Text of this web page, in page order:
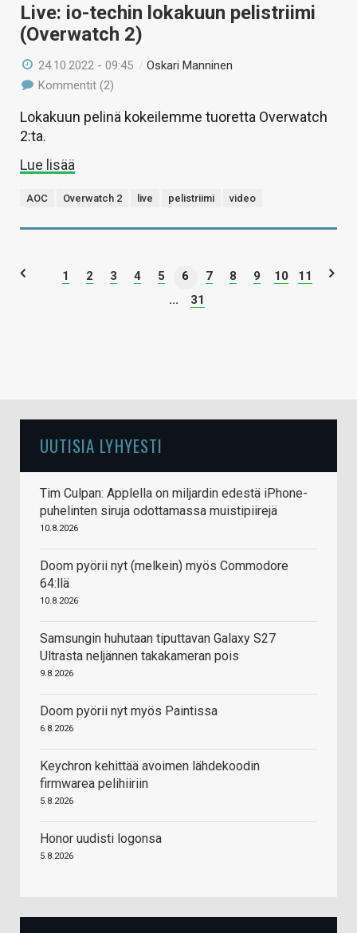
Live: io-techin lokakuun pelistriimi
(Overwatch 2)
24.10.2022 - 09:45 /Oskari Manninen
Kommentit (2)
Lokakuun pelinä kokeilemme tuoretta Overwatch
2:ta.
Lue lisää
AOC Overwatch 2 live pelistriimi video
1 2 3 4 5 6 7 8 9 10
11
...
31
UUTISIA LYHYESTI
Tim Culpan: Applella on miljardin edestä iPhone-
puhelinten siruja odottamassa muistipiirejä
10.8.2026
Doom pyörii nyt (melkein) myös Commodore
64:llä
10.8.2026
Samsungin huhutaan tiputtavan Galaxy S27
Ultrasta neljännen takakameran pois
9.8.2026
Doom pyörii nyt myös Paintissa
6.8.2026
Keychron kehittää avoimen lähdekoodin
firmwarea pelihiiriin
5.8.2026
Honor uudisti logonsa
5.8.2026